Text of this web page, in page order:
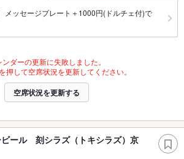
メッセージプレート＋1000円(ドルチェ付)で
ンダーの更新に失敗しました。
押して空席状況を更新してください。
空席状況を更新する
ビール 刻シラズ（トキシラズ）京